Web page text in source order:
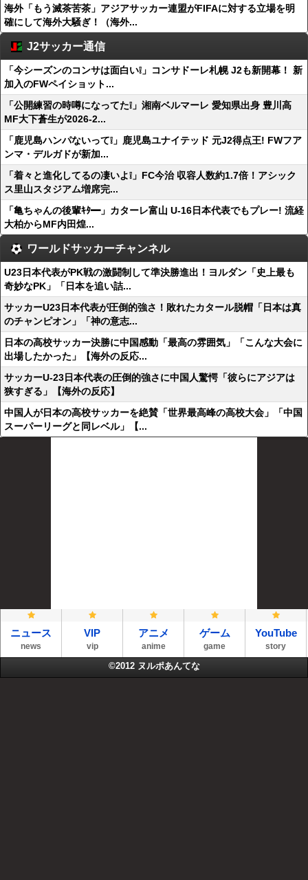
海外「もう滅茶苦茶」アジアサッカー連盟がFIFAに対する立場を明
確にして海外大騒ぎ！（海外...
J2サッカー通信
「今シーズンのコンサは面白い❕」コンサドーレ札幌 J2も新開幕！ 新
加入のFWペイショット...
「公開練習の時噂になってた❕」湘南ベルマーレ 愛知県出身 豊川高
MF大下蒼生が2026-2...
「鹿児島ハンパないって❕」鹿児島ユナイテッド 元J2得点王! FWフア
ンマ・デルガドが新加...
「着々と進化してるの凄いよ❕」FC今治 収容人数約1.7倍！アシック
ス里山スタジアム増席完...
「亀ちゃんの後輩ｷﾀ━」カターレ富山 U-16日本代表でもプレー! 流経
大柏からMF内田煌...
ワールドサッカーチャンネル
U23日本代表がPK戦の激闘制して準決勝進出！ヨルダン「史上最も
奇妙なPK」「日本を追い詰...
サッカーU23日本代表が圧倒的強さ！敗れたカタール脱帽「日本は真
のチャンピオン」「神の意志...
日本の高校サッカー決勝に中国感動「最高の雰囲気」「こんな大会に
出場したかった」【海外の反応...
サッカーU-23日本代表の圧倒的強さに中国人驚愕「彼らにアジアは
狭すぎる」【海外の反応】
中国人が日本の高校サッカーを絶賛「世界最高峰の高校大会」「中国
スーパーリーグと同レベル」【...
ニュース
news
VIP
vip
アニメ
anime
ゲーム
game
YouTube
story
©2012 ヌルポあんてな